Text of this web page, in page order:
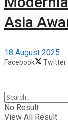
Asia
18 August 2025
Facebook Twitter
No Result
View All Result